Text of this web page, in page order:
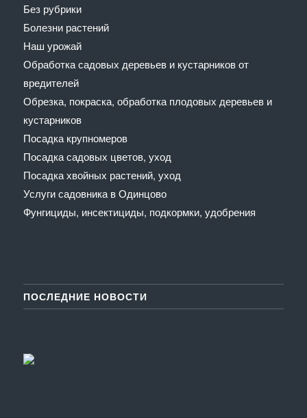
Без рубрики
Болезни растений
Наш урожай
Обработка садовых деревьев и кустарников от
вредителей
Обрезка, покраска, обработка плодовых деревьев и
кустарников
Посадка крупномеров
Посадка садовых цветов, уход
Посадка хвойных растений, уход
Услуги садовника в Одинцово
Фунгициды, инсектициды, подкормки, удобрения
ПОСЛЕДНИЕ НОВОСТИ